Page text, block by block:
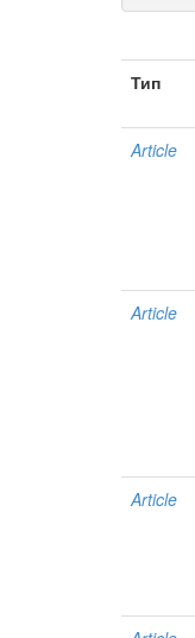
Тип
Article
Article
Article